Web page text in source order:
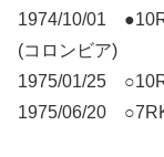
1974/10/01
(コロンビア)
1975/01/25
1975/06/20